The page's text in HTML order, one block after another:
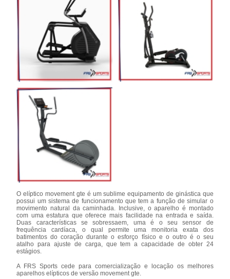
O elíptico movement gte é um sublime equipamento de ginástica que
possui um sistema de funcionamento que tem a função de simular o
movimento natural da caminhada. Inclusive, o aparelho é montado
com uma estatura que oferece mais facilidade na entrada e saída.
Duas características se sobressaem, uma é o seu sensor de
frequência cardíaca, o qual permite uma monitoria exata dos
batimentos do coração durante o esforço físico e o outro é o seu
atalho para ajuste de carga, que tem a capacidade de obter 24
estágios.
A FRS Sports cede para comercialização e locação os melhores
aparelhos elípticos de versão movement gte.